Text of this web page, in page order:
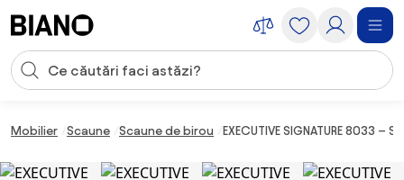
Introducerea căutării
Mobilier Scaune Scaune de birou EXECUTIVE SIGNATURE